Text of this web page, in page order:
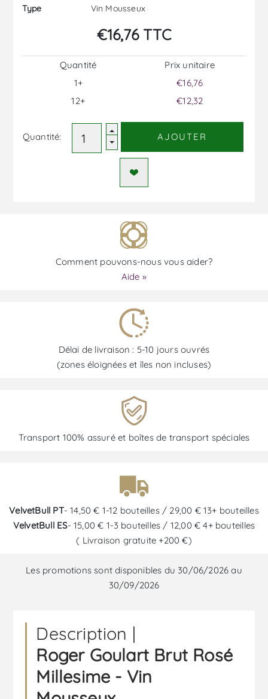
Type
Vin Mousseux
€16,76 TTC
Quantité
1+
12+
Prix ​​unitaire
€16,76
€12,32
Quantité: AJOUTER
Comment pouvons-nous vous aider?
Aide »
Délai de livraison : 5-10 jours ouvrés
(zones éloignées et îles non incluses)
Transport 100% assuré et boîtes de transport spéciales
VelvetBull PT- 14,50 € 1-12 bouteilles / 29,00 € 13+ bouteilles
VelvetBull ES- 15,00 € 1-3 bouteilles / 12,00 € 4+ bouteilles
( Livraison gratuite +200 €)
Les promotions sont disponibles du 30/06/2026 au
30/09/2026
Description |
Roger Goulart Brut Rosé
Millesime - Vin